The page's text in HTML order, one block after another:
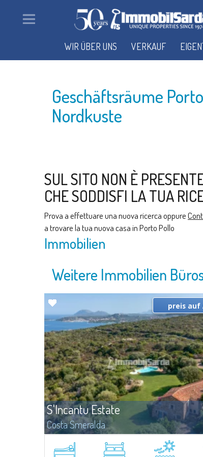
Geschäftsräume
Nordkuste
SUL SITO NON È
CHE SODDISFI LA TUA
Prova a effettuare una nuova ricerca oppure
a trovare la tua nuova casa in Porto Pollo
Immobilien
Weitere Immobilien
S'Incantu Estate
Costa Smeralda
Diese Wunderchöne Villa mit dem Vergangene-
Costa Smeralda bestehet aus 3 Schlafzimmer und 2
preis auf
WIR ÜBER UNS VERKAUF